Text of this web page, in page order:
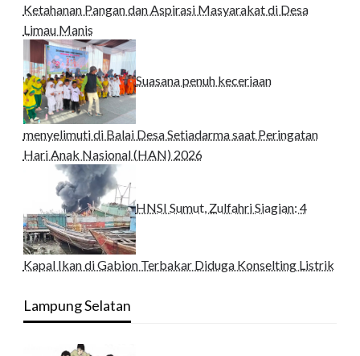
Ketahanan Pangan dan Aspirasi Masyarakat di Desa
Limau Manis
Suasana penuh keceriaan
menyelimuti di Balai Desa Setiadarma saat Peringatan
Hari Anak Nasional (HAN) 2026
HNSI Sumut, Zulfahri Siagian: 4
Kapal Ikan di Gabion Terbakar Diduga Konselting Listrik
Lampung Selatan